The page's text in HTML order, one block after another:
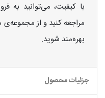
با کیفیت، می‌توانید به
مراجعه کنید و از مجموعه‌ی
بهره‌مند شوید.
جزئیات محصول